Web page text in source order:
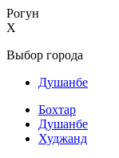
Рогун
X
Выбор города
Душанбе
Бохтар
Душанбе
Худжанд